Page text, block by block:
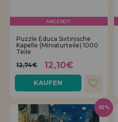
ANGEBOT!
Puzzle Educa Sixtinische
Kapelle (Miniaturteile) 1000
Teile
12,74€
12,10€
KAUFEN
-10%